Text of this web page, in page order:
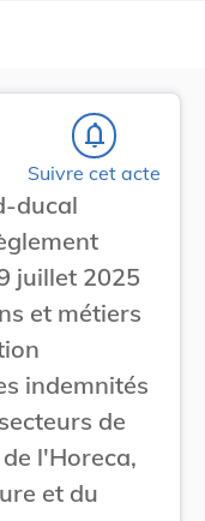
notifications_none
Suivre cet acte
ducal
juillet 2025
et métiers
indemnités
de
l'Horeca,
et du